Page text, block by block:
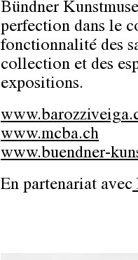
Bündner
perfection dans le
fonctionnalité des
collection et des
expositions.
www.mcba.ch
www.buendner-
En partenariat avec